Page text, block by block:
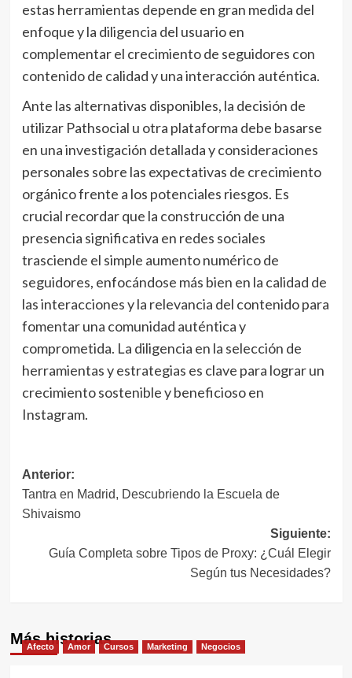
estas herramientas depende en gran medida del
enfoque y la diligencia del usuario en
complementar el crecimiento de seguidores con
contenido de calidad y una interacción auténtica.
Ante las alternativas disponibles, la decisión de
utilizar Pathsocial u otra plataforma debe basarse
en una investigación detallada y consideraciones
personales sobre las expectativas de crecimiento
orgánico frente a los potenciales riesgos. Es
crucial recordar que la construcción de una
presencia significativa en redes sociales
trasciende el simple aumento numérico de
seguidores, enfocándose más bien en la calidad de
las interacciones y la relevancia del contenido para
fomentar una comunidad auténtica y
comprometida. La diligencia en la selección de
herramientas y estrategias es clave para lograr un
crecimiento sostenible y beneficioso en
Instagram.
Navegación
de
Anterior:
Tantra en Madrid, Descubriendo la Escuela de
Shivaismo
Siguiente:
Guía Completa sobre Tipos de Proxy: ¿Cuál Elegir
Según tus Necesidades?
Más historias
Afecto Amor Cursos Marketing Negocios